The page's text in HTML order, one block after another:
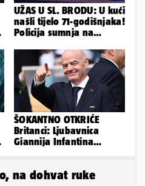
UŽAS U SL. BRODU: U kući
našli tijelo 71-godišnjaka!
Policija sumnja na
ŠOKANTNO OTKRIĆE
Britanci: Ljubavnica
Giannija Infantina
na dohvat ruke